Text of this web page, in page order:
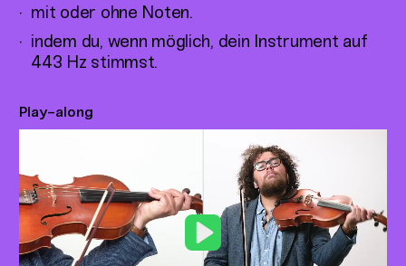
mit oder ohne Noten.
indem du, wenn möglich, dein Instrument auf
443 Hz stimmst.
Play-along
Play